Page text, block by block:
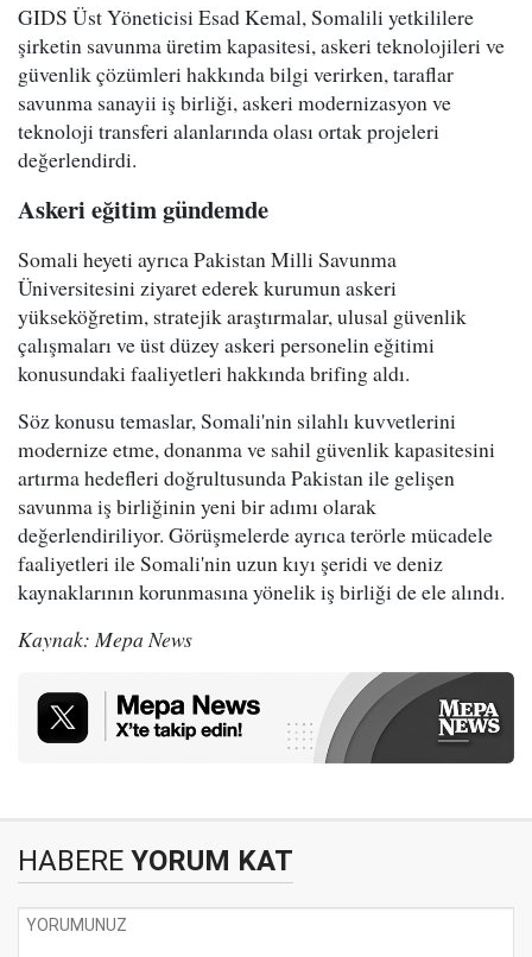
GIDS Üst Yöneticisi Esad Kemal, Somalili yetkililere
şirketin savunma üretim kapasitesi, askeri teknolojileri ve
güvenlik çözümleri hakkında bilgi verirken, taraflar
savunma sanayii iş birliği, askeri modernizasyon ve
teknoloji transferi alanlarında olası ortak projeleri
değerlendirdi.
Askeri eğitim gündemde
Somali heyeti ayrıca Pakistan Milli Savunma
Üniversitesini ziyaret ederek kurumun askeri
yükseköğretim, stratejik araştırmalar, ulusal güvenlik
çalışmaları ve üst düzey askeri personelin eğitimi
konusundaki faaliyetleri hakkında brifing aldı.
Söz konusu temaslar, Somali'nin silahlı kuvvetlerini
modernize etme, donanma ve sahil güvenlik kapasitesini
artırma hedefleri doğrultusunda Pakistan ile gelişen
savunma iş birliğinin yeni bir adımı olarak
değerlendiriliyor. Görüşmelerde ayrıca terörle mücadele
faaliyetleri ile Somali'nin uzun kıyı şeridi ve deniz
kaynaklarının korunmasına yönelik iş birliği de ele alındı.
Kaynak: Mepa News
HABERE YORUM KAT